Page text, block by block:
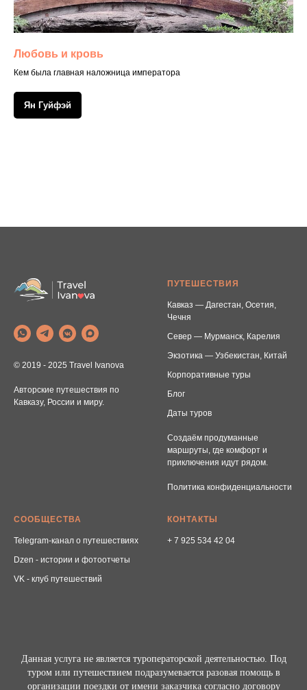
Любовь и кровь
Кем была главная наложница императора
Ян Гуйфэй
© 2019 - 2025 Travel Ivanova
Авторские путешествия по
Кавказу, России и миру.
ПУТЕШЕСТВИЯ
Кавказ — Дагестан, Осетия,
Чечня
Север — Мурманск, Карелия
Экзотика — Узбекистан, Китай
Корпоративные туры
Блог
Даты туров
Создаём продуманные
маршруты, где комфорт и
приключения идут рядом.
Политика конфиденциальности
СООБЩЕСТВА
Telegram-канал о путешествиях
Dzen - истории и фотоотчеты
VK - клуб путешествий
КОНТАКТЫ
+ 7 925 534 42 04
Данная услуга не является туроператорской деятельностью. Под
туром или путешествием подразумевается разовая помощь в
организации поездки от имени заказчика согласно договору